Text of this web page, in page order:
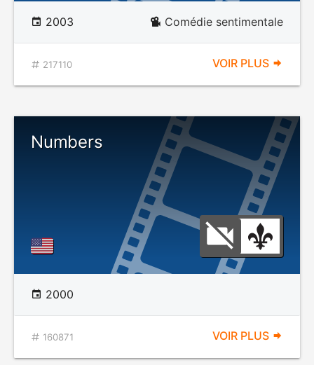
2003 Comédie sentimentale
217110 VOIR PLUS
Numbers
2000
160871 VOIR PLUS